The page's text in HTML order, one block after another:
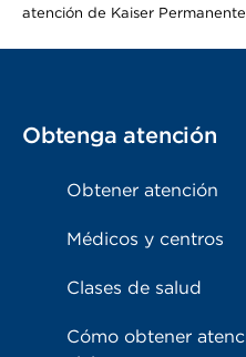
atención de Kaiser
Obtenga atención
Obtener atención
Médicos y centros
Clases de salud
Cómo obtener